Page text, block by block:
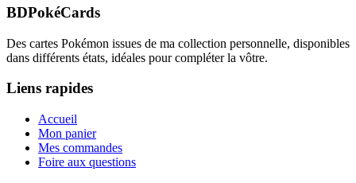
BDPokéCards
Des cartes Pokémon issues de ma collection personnelle, disponibles
dans différents états, idéales pour compléter la vôtre.
Liens rapides
Accueil
Mon panier
Mes commandes
Foire aux questions